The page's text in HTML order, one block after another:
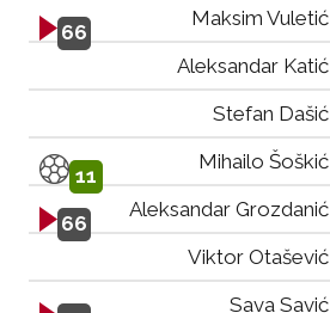
66
Maksim Vuletić
Aleksandar Katić
Stefan Dašić
11
Mihailo Šoškić
66
Aleksandar Grozdanić
Viktor Otašević
Sava Savić